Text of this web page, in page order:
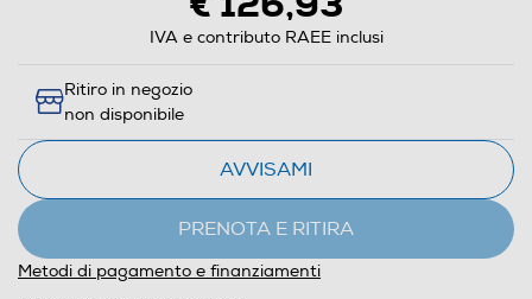
IVA e contributo RAEE inclusi
Ritiro in negozio
non disponibile
AVVISAMI
PRENOTA E RITIRA
Metodi di pagamento e finanziamenti